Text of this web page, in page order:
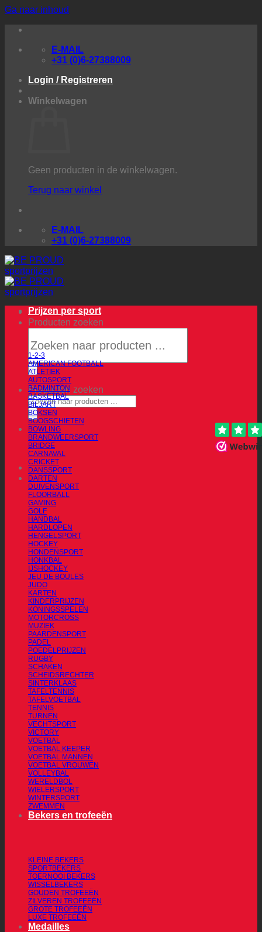
Ga naar inhoud
E-MAIL
+31 (0)6-27388009
Login / Registreren
Winkelwagen
Geen producten in de winkelwagen.
Terug naar winkel
E-MAIL
+31 (0)6-27388009
Producten zoeken
Producten zoeken
Prijzen per sport
1-2-3
AMERICAN FOOTBALL
ATLETIEK
AUTOSPORT
BADMINTON
BASKETBAL
BILJART
BOKSEN
BOOGSCHIETEN
BOWLING
BRANDWEERSPORT
BRIDGE
CARNAVAL
CRICKET
DANSSPORT
DARTEN
DUIVENSPORT
FLOORBALL
GAMING
GOLF
HANDBAL
HARDLOPEN
HENGELSPORT
HOCKEY
HONDENSPORT
HONKBAL
IJSHOCKEY
JEU DE BOULES
JUDO
KARTEN
KINDERPRIJZEN
KONINGSSPELEN
MOTORCROSS
MUZIEK
PAARDENSPORT
PADEL
POEDELPRIJZEN
RUGBY
SCHAKEN
SCHEIDSRECHTER
SINTERKLAAS
TAFELTENNIS
TAFELVOETBAL
TENNIS
TURNEN
VECHTSPORT
VICTORY
VOETBAL
VOETBAL KEEPER
VOETBAL MANNEN
VOETBAL VROUWEN
VOLLEYBAL
WERELDBOL
WIELERSPORT
WINTERSPORT
ZWEMMEN
Bekers en trofeeën
KLEINE BEKERS
SPORTBEKERS
TOERNOOI BEKERS
WISSELBEKERS
GOUDEN TROFEEËN
ZILVEREN TROFEEËN
GROTE TROFEEËN
LUXE TROFEEËN
Medailles